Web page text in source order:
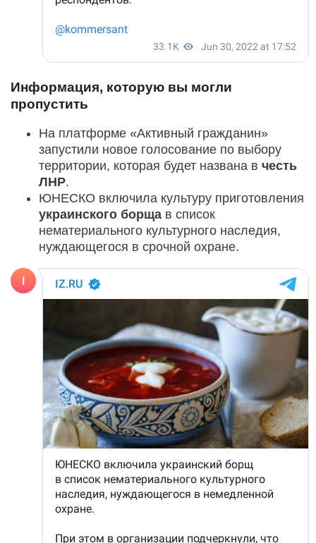
Информация, которую вы могли
пропустить
На платформе «Активный гражданин»
запустили новое голосование по выбору
территории, которая будет названа в честь
ЛНР.
ЮНЕСКО включила культуру приготовления
украинского борща в список
нематериального культурного наследия,
нуждающегося в срочной охране.